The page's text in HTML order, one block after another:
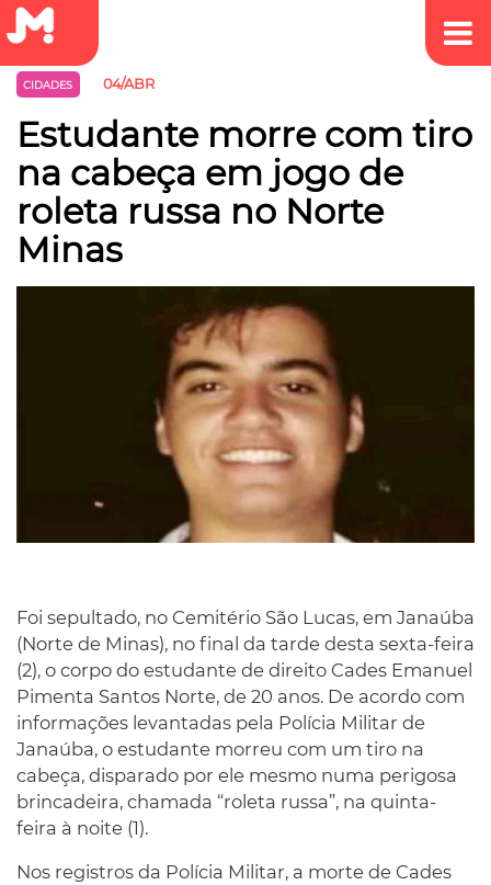
CIDADES 04/ABR
Estudante morre com tiro
na cabeça em jogo de
roleta russa no Norte
Minas
Foi sepultado, no Cemitério São Lucas, em Janaúba
(Norte de Minas), no final da tarde desta sexta-feira
(2), o corpo do estudante de direito Cades Emanuel
Pimenta Santos Norte, de 20 anos. De acordo com
informações levantadas pela Polícia Militar de
Janaúba, o estudante morreu com um tiro na
cabeça, disparado por ele mesmo numa perigosa
brincadeira, chamada “roleta russa”, na quinta-
feira à noite (1).
Nos registros da Polícia Militar, a morte de Cades